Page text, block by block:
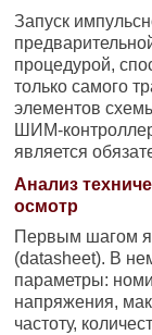
Запуск
процедурой,
только самого
элементов
ШИМ-
является
Анализ
осмотр
Первым шагом
(datasheet). В
параметры:
напряжения,
частоту,